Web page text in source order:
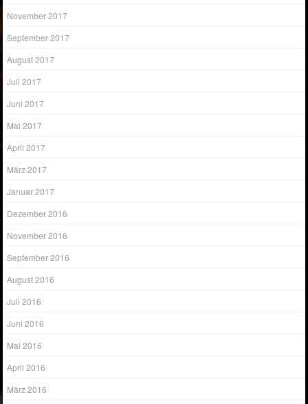
November 2017
September 2017
August 2017
Juli 2017
Juni 2017
Mai 2017
April 2017
März 2017
Januar 2017
Dezember 2016
November 2016
September 2016
August 2016
Juli 2016
Juni 2016
Mai 2016
April 2016
März 2016